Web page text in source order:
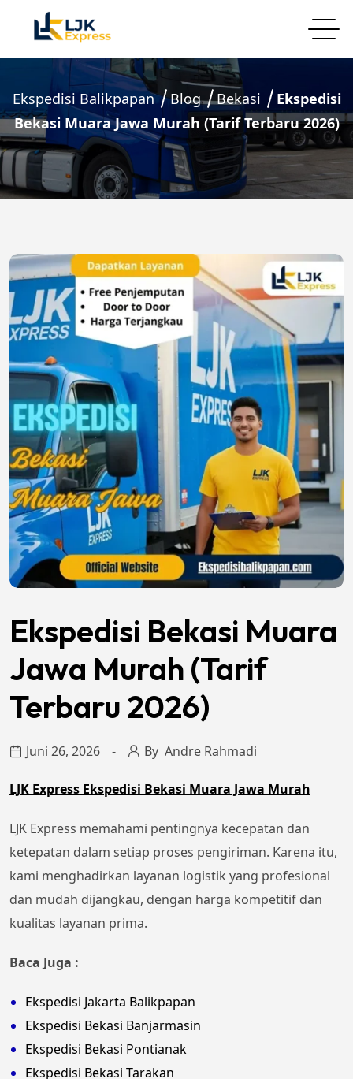
Ekspedisi Balikpapan Blog Bekasi
Ekspedisi
Bekasi Muara Jawa Murah (Tarif Terbaru 2026)
Ekspedisi Bekasi Muara
Jawa Murah (Tarif
Terbaru 2026)
Juni 26, 2026 By Andre Rahmadi
LJK Express Ekspedisi Bekasi Muara Jawa Murah
LJK Express memahami pentingnya kecepatan dan
ketepatan dalam setiap proses pengiriman. Karena itu,
kami menghadirkan layanan logistik yang profesional
dan mudah dijangkau, dengan harga kompetitif dan
kualitas layanan prima.
Baca Juga :
Ekspedisi Jakarta Balikpapan
Ekspedisi Bekasi Banjarmasin
Ekspedisi Bekasi Pontianak
Ekspedisi Bekasi Tarakan